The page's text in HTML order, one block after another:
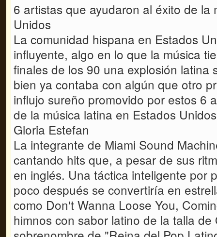
6 artistas que ayudaron al éxito de la
Unidos
La comunidad hispana en Estados
influyente, algo en lo que la música
finales de los 90 una explosión latina
bien ya contaba con algún que otro
influjo sureño promovido por estos 6
de la música latina en Estados
Gloria Estefan
La integrante de Miami Sound
cantando hits que, a pesar de sus
en inglés. Una táctica inteligente por
poco después se convertiría en
como Don't Wanna Loose You,
himnos con sabor latino de la talla